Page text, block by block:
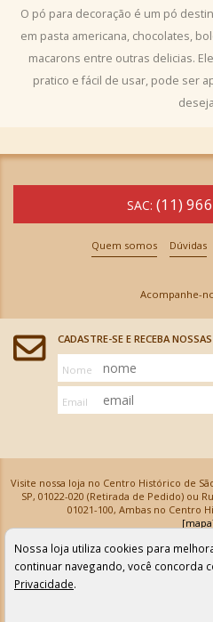
O pó para decoração é um pó
em pasta americana, chocolates,
macarons entre outras delicias.
pratico e fácil de usar, pode ser
SAC: (11)
Quem somos Dúvidas
CADASTRE-SE E RECEBA
Nome
Email
Visite nossa loja no Centro Histórico de
SP, 01022-020 (Retirada de Pedido) ou
01021-100, Ambas no Centro
Armarinhos Santa Cecília Ltda |
Os preços e as condições de pagamento
podem sofrer alterações sem aviso prévio.
confirmação de
Nossa loja utiliza cookies para
continuar navegando, você concorda
Privacidade.